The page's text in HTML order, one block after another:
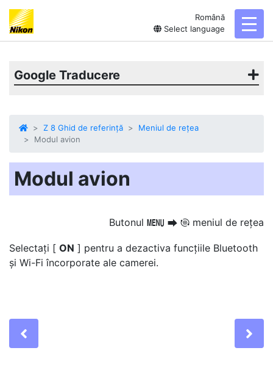
Română
Select language
Google Traducere
Z 8 Ghid de referință
Meniul de rețea
Modul avion
Modul avion
Butonul G U F meniul de rețea
Selectați [ ON ] pentru a dezactiva funcțiile Bluetooth
și Wi-Fi încorporate ale camerei.